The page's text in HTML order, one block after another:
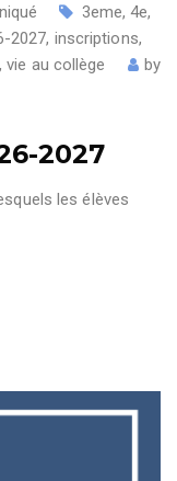
3eme,4e,
2027, inscriptions,
vie au collège
by
2027
les élèves